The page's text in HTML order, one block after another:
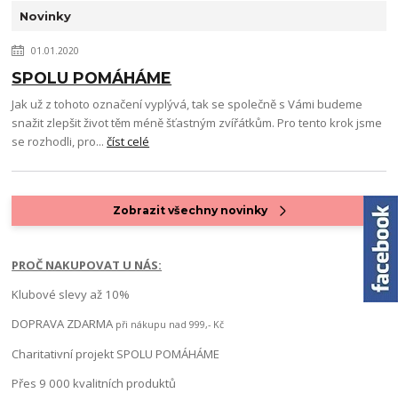
Novinky
01.01.2020
SPOLU POMÁHÁME
Jak už z tohoto označení vyplývá, tak se společně s Vámi budeme
snažit zlepšit život těm méně šťastným zvířátkům. Pro tento krok jsme
se rozhodli, pro...číst celé
Zobrazit všechny novinky
PROČ NAKUPOVAT U NÁS:
Klubové slevy až 10%
DOPRAVA ZDARMA při nákupu nad 999,- Kč
Charitativní projekt SPOLU POMÁHÁME
Přes 9 000 kvalitních produktů